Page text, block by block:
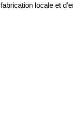
locale et